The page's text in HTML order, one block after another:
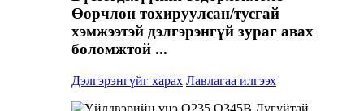
Өөрчлөн тохируулсан/тусгай
хэмжээтэй дэлгэрэнгүй зураг авах
боломжтой ...
Дэлгэрэнгүйг харах Лавлагаа илгээх